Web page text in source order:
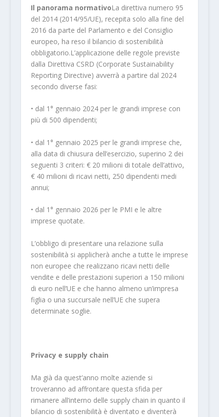
Il panorama normativoLa direttiva numero 95
del 2014 (2014/95/UE), recepita solo alla fine del
2016 da parte del Parlamento e del Consiglio
europeo, ha reso il bilancio di sostenibilità
obbligatorio.L’applicazione delle regole previste
dalla Direttiva CSRD (Corporate Sustainability
Reporting Directive) avverrà a partire dal 2024
secondo diverse fasi:
• dal 1° gennaio 2024 per le grandi imprese con
più di 500 dipendenti;
• dal 1° gennaio 2025 per le grandi imprese che,
alla data di chiusura dell’esercizio, superino 2 dei
seguenti 3 criteri: € 20 milioni di totale dell’attivo,
€ 40 milioni di ricavi netti, 250 dipendenti medi
annui;
• dal 1° gennaio 2026 per le PMI e le altre
imprese quotate.
L’obbligo di presentare una relazione sulla
sostenibilità si applicherà anche a tutte le imprese
non europee che realizzano ricavi netti delle
vendite e delle prestazioni superiori a 150 milioni
di euro nell’UE e che hanno almeno un’impresa
figlia o una succursale nell’UE che supera
determinate soglie.
Privacy e supply chain
Ma già da quest’anno molte aziende si
troveranno ad affrontare questa sfida per
rimanere all’interno delle supply chain in quanto il
bilancio di sostenibilità è diventato e diventerà